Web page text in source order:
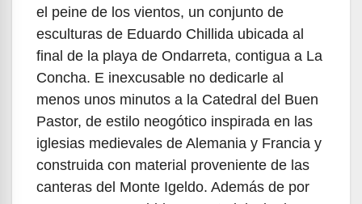
el peine de los vientos, un conjunto de
esculturas de Eduardo Chillida ubicada al
final de la playa de Ondarreta, contigua a La
Concha. E inexcusable no dedicarle al
menos unos minutos a la Catedral del Buen
Pastor, de estilo neogótico inspirada en las
iglesias medievales de Alemania y Francia y
construida con material proveniente de las
canteras del Monte Igeldo. Además de por